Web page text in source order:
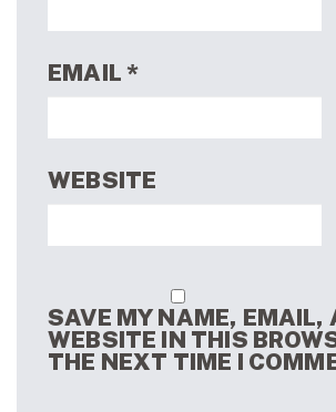
EMAIL *
WEBSITE
SAVE MY NAME, EMAIL,
WEBSITE IN THIS
THE NEXT TIME I